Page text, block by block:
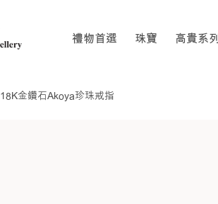
禮物首選 珠寶 高貴系列
18K金鑽石Akoya珍珠戒指